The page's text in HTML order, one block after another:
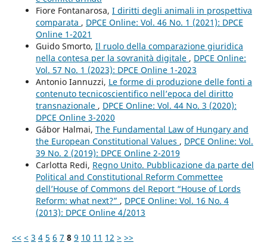
Fiore Fontanarosa, I diritti degli animali in prospettiva
comparata , DPCE Online: Vol. 46 No. 1 (2021): DPCE
Online 1-2021
Guido Smorto, Il ruolo della comparazione giuridica
nella contesa per la sovranità digitale , DPCE Online:
Vol. 57 No. 1 (2023): DPCE Online 1-2023
Antonio Iannuzzi, Le forme di produzione delle fonti a
contenuto tecnicoscientifico nell’epoca del diritto
transnazionale , DPCE Online: Vol. 44 No. 3 (2020):
DPCE Online 3-2020
Gábor Halmai, The Fundamental Law of Hungary and
the European Constitutional Values , DPCE Online: Vol.
39 No. 2 (2019): DPCE Online 2-2019
Carlotta Redi, Regno Unito. Pubblicazione da parte del
Political and Constitutional Reform Commettee
dell’House of Commons del Report “House of Lords
Reform: what next?” , DPCE Online: Vol. 16 No. 4
(2013): DPCE Online 4/2013
<< < 3 4 5 6 7 8 9 10 11 12 > >>